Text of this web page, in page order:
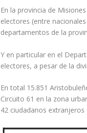
En la provincia de
electores (entre
departamentos de la
Y en particular en el
electores, a pesar de la
En total 15.851
Circuito 61 en la zona
42 ciudadanos